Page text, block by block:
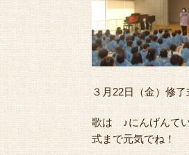
３月22日（金）修
歌は ♪にんげんて
式まで元気でね！